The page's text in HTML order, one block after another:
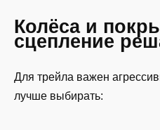
Колёса и
сцепление
Для трейла важен
лучше выбирать: